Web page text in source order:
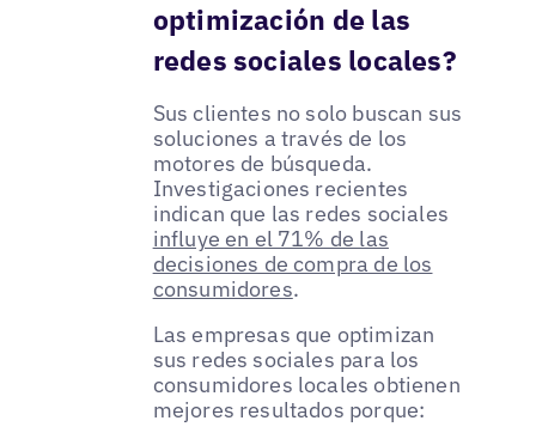
optimización de las
redes sociales locales?
Sus clientes no solo buscan sus
soluciones a través de los
motores de búsqueda.
Investigaciones recientes
indican que las redes sociales
influye en el 71% de las
decisiones de compra de los
consumidores.
Las empresas que optimizan
sus redes sociales para los
consumidores locales obtienen
mejores resultados porque: